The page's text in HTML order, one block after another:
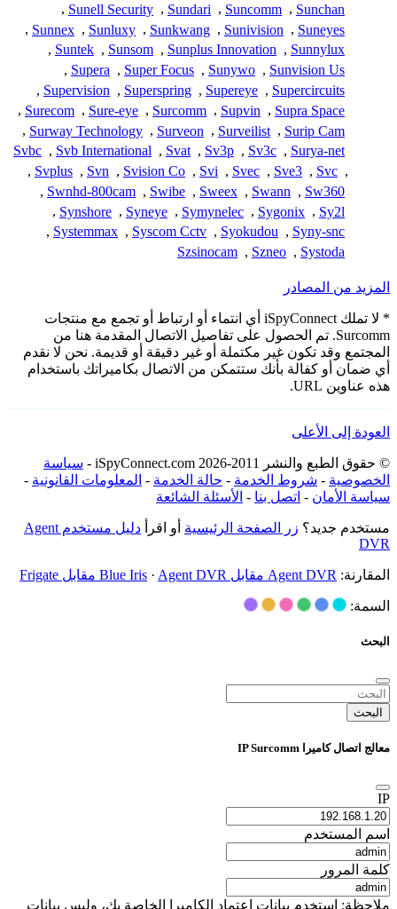
Sunchan
,
Suncomm
,
Sundari
,
Sunell Security
,
Suneyes
,
Sunivision
,
Sunkwang
,
Sunluxy
,
Sunnex
,
Sunnylux
,
Sunplus Innovation
,
Sunsom
,
Suntek
,
Sunvision Us
,
Sunywo
,
Super Focus
,
Supera
,
Supercircuits
,
Supereye
,
Superspring
,
Supervision
,
Supra Space
,
Supvin
,
Surcomm
,
Sure-eye
,
Surecom
,
Surip Cam
,
Surveilist
,
Surveon
,
Surway Technology
,
Surya-net
,
Sv3c
,
Sv3p
,
Svat
,
Svb International
,
Svbc
,
Svc
,
Sve3
,
Svec
,
Svi
,
Svision Co
,
Svn
,
Svplus
,
Sw360
,
Swann
,
Sweex
,
Swibe
,
Swnhd-800cam
,
Sy2l
,
Sygonix
,
Symynelec
,
Syneye
,
Synshore
,
Syny-snc
,
Syokudou
,
Syscom Cctv
,
Systemmax
,
Systoda
,
Szneo
,
Szsinocam
المزيد من المصادر
* لا تملك iSpyConnect أي انتماء أو ارتباط أو تجمع مع منتجات
Surcomm. تم الحصول على تفاصيل الاتصال المقدمة هنا من
المجتمع وقد تكون غير مكتملة أو غير دقيقة أو قديمة. نحن لا نقدم
أي ضمان أو كفالة بأنك ستتمكن من الاتصال بكاميراتك باستخدام
هذه عناوين URL.
العودة إلى الأعلى
© حقوق الطبع والنشر 2011-2026 iSpyConnect.com -
سياسة
الخصوصية - شروط الخدمة - حالة الخدمة - المعلومات القانونية -
سياسة الأمان - اتصل بنا - الأسئلة الشائعة
مستخدم جديد؟ زر الصفحة الرئيسية أو اقرأ
دليل مستخدم Agent
DVR
المقارنة: Agent DVR مقابل Blue Iris · Agent DVR مقابل Frigate
السمة:
البحث
البحث
معالج اتصال كاميرا IP Surcomm
IP
اسم المستخدم
كلمة المرور
ملاحظة: استخدم بيانات اعتماد الكاميرا الخاصة بك، وليس بيانات